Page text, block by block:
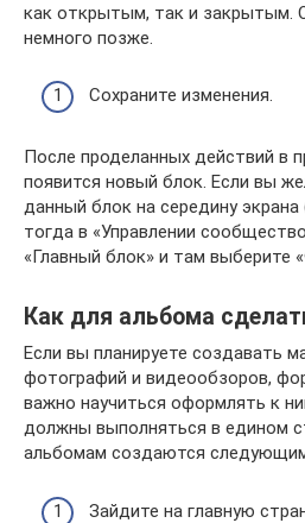
как открытым, так и закрытым.
немного позже.
Сохраните изменения.
После проделанных действий в
появится новый блок. Если вы
данный блок на середину
тогда в «Управлении
«Главный блок» и там выберите
Как для альбома
Если вы планируете создавать
фотографий и видеообзоров,
важно научиться оформлять к
должны выполняться в едином
альбомам создаются
Зайдите на главную